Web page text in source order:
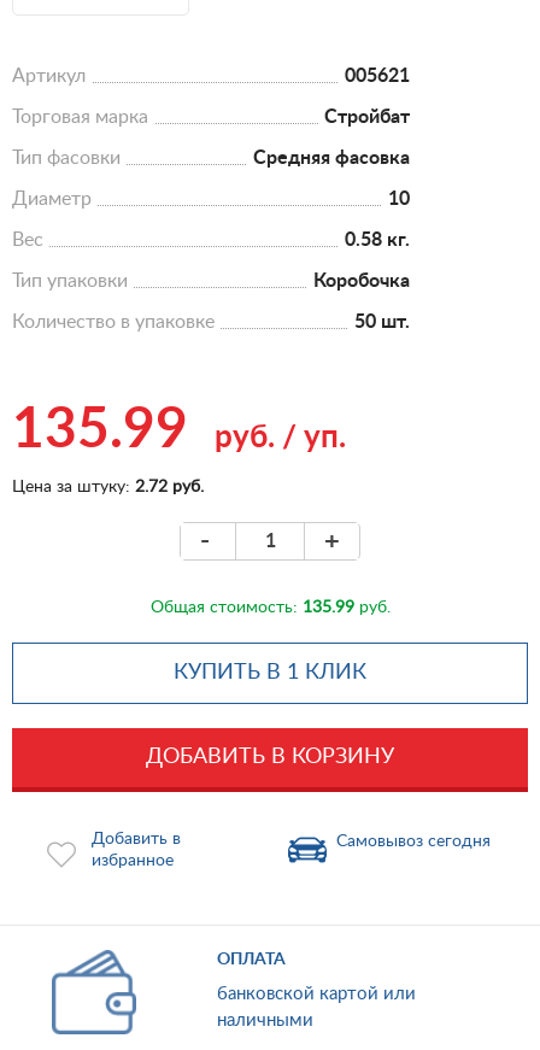
Артикул 005621
Торговая марка Стройбат
Тип фасовки Средняя фасовка
Диаметр 10
Вес 0.58 кг.
Тип упаковки Коробочка
Количество в упаковке 50 шт.
135.99 руб. / уп.
Цена за штуку: 2.72 руб.
- +
Общая стоимость: 135.99руб.
КУПИТЬ В 1 КЛИК
ДОБАВИТЬ В КОРЗИНУ
Добавить в
избранное
Самовывоз сегодня
ОПЛАТА
банковской картой или
наличными